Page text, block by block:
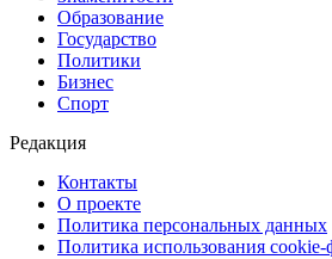
Образование
Государство
Политики
Бизнес
Спорт
Редакция
Контакты
О проекте
Политика персональных данных
Политика использования cookie-